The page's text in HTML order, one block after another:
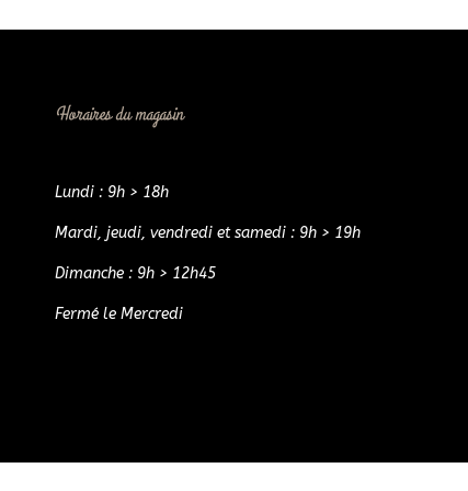
Horaires du magasin
Lundi : 9h > 18h
Mardi, jeudi, vendredi et samedi : 9h > 19h
Dimanche : 9h > 12h45
Fermé le Mercredi